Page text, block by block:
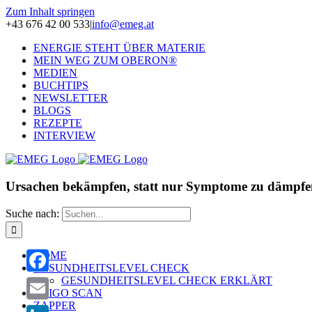
Zum Inhalt springen
+43 676 42 00 533|info@emeg.at
ENERGIE STEHT ÜBER MATERIE
MEIN WEG ZUM OBERON®
MEDIEN
BUCHTIPS
NEWSLETTER
BLOGS
REZEPTE
INTERVIEW
Ursachen bekämpfen, statt nur Symptome zu
Suche nach:
HOME
GESUNDHEITSLEVEL CHECK
GESUNDHEITSLEVEL CHECK ERKLÄRT
OLIGO SCAN
ZAPPER
Facebook